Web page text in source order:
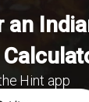
an
Hint app